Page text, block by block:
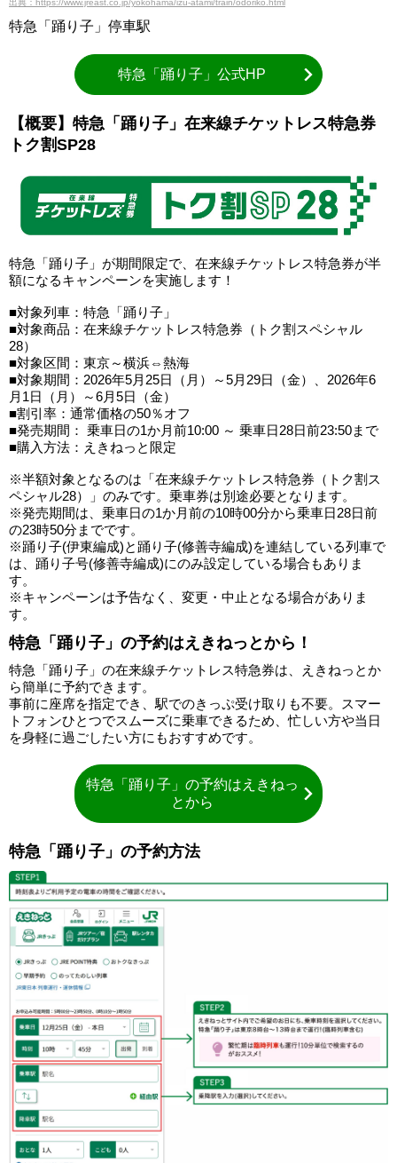
出典：https://www.jreast.co.jp/yokohama/izu-atami/train/odoriko.html
特急「踊り子」停車駅
特急「踊り子」公式HP
【概要】特急「踊り子」在来線チケットレス特急券
トク割SP28
特急「踊り子」が期間限定で、在来線チケットレス特急券が半
額になるキャンペーンを実施します！
■対象列車：特急「踊り子」
■対象商品：在来線チケットレス特急券（トク割スペシャル
28）
■対象区間：東京～横浜⇔熱海
■対象期間：2026年5月25日（月）～5月29日（金）、2026年6
月1日（月）～6月5日（金）
■割引率：通常価格の50％オフ
■発売期間： 乗車日の1か月前10:00 ～ 乗車日28日前23:50まで
■購入方法：えきねっと限定
※半額対象となるのは「在来線チケットレス特急券（トク割ス
ペシャル28）」のみです。乗車券は別途必要となります。
※発売期間は、乗車日の1か月前の10時00分から乗車日28日前
の23時50分までです。
※踊り子(伊東編成)と踊り子(修善寺編成)を連結している列車で
は、踊り子号(修善寺編成)にのみ設定している場合もありま
す。
※キャンペーンは予告なく、変更・中止となる場合がありま
す。
特急「踊り子」の予約はえきねっとから！
特急「踊り子」の在来線チケットレス特急券は、えきねっとか
ら簡単に予約できます。
事前に座席を指定でき、駅でのきっぷ受け取りも不要。スマー
トフォンひとつでスムーズに乗車できるため、忙しい方や当日
を身軽に過ごしたい方にもおすすめです。
特急「踊り子」の予約はえきねっ
とから
特急「踊り子」の予約方法